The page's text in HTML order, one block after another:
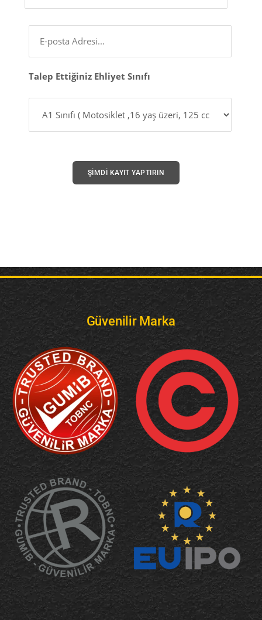
Talep Ettiğiniz Ehliyet Sınıfı
ŞİMDİ KAYIT YAPTIRIN
Güvenilir Marka